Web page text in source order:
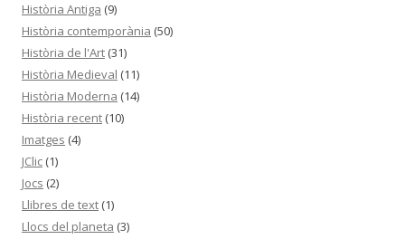
Història Antiga (9)
Història contemporània (50)
Història de l'Art (31)
Història Medieval (11)
Història Moderna (14)
Història recent (10)
Imatges (4)
JClic (1)
Jocs (2)
Llibres de text (1)
Llocs del planeta (3)